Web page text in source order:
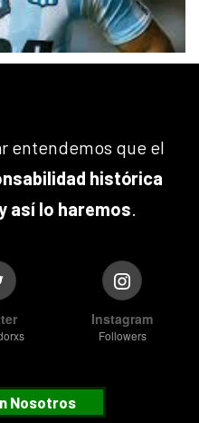
entendemos que el
histórica
así lo haremos.
Instagram
Followers
Nosotros